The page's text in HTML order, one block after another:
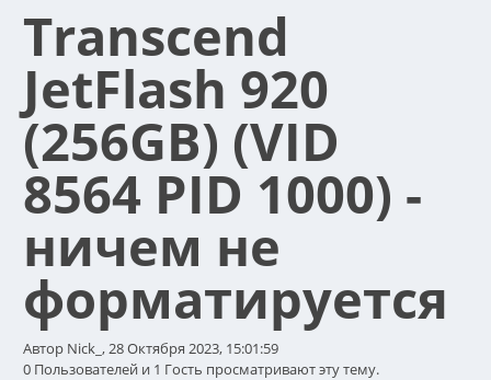
Transcend
JetFlash 920
(256GB) (VID
8564 PID 1000) -
ничем не
форматируется
Автор Nick_, 28 Октября 2023, 15:01:59
0 Пользователей и 1 Гость просматривают эту тему.